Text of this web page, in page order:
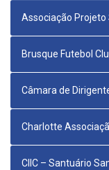
Associação Projeto
Brusque Futebol
Câmara de
Charlotte
CIIC – Santuário